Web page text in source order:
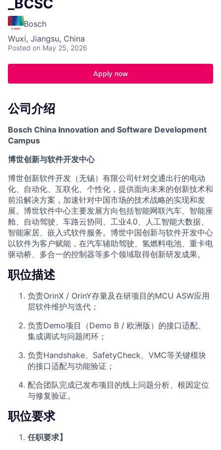
_BCSC
Bosch
Wuxi, Jiangsu, China
Posted on May 25, 2026
Apply now
公司介绍
Bosch China Innovation and Software Development
Campus
博世创新与软件开发中心
博世创新软件开发（无锡）有限公司针对交通出行的电动
化、自动化、互联化、个性化，提供面向未来的创新技术和
前沿解决方案，加速针对中国市场的技术战略的实现和发
展。博世软件中心主要发展方向包括智能网联汽车、智能座
舱、自动驾驶、车路云协同、工业4.0、人工智能大数据、
智能家居、嵌入式软件服务。博世中国创新与软件开发中心
以软件为客户赋能，在汽车辅助驾驶、氢燃料电池、重卡电
驱动桥、多合一的控制器等多个领域取得创新研发成果。
职位描述
负责OrinX / OrinY存量及在研项目的MCU ASW应用
层软件维护与迭代；
负责Demo项目（Demo B / 欧洲版）的接口适配、
集成调试与问题闭环；
负责Handshake、SafetyCheck、VMC等关键模块
的接口适配与功能验证；
配合团队完成已发布项目的线上问题分析、根因定位
与修复验证。
职位要求
任职要求】